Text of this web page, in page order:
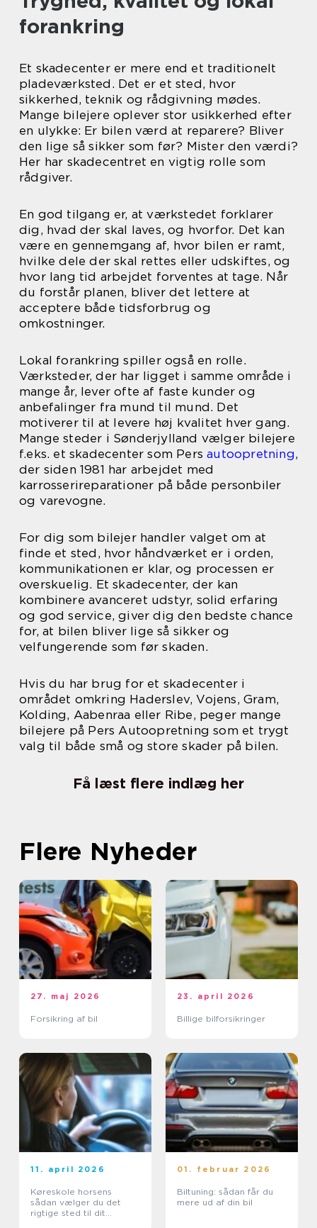
forankring
Et skadecenter er mere end et traditionelt
pladeværksted. Det er et sted, hvor
sikkerhed, teknik og rådgivning mødes.
Mange bilejere oplever stor usikkerhed efter
en ulykke: Er bilen værd at reparere? Bliver
den lige så sikker som før? Mister den værdi?
Her har skadecentret en vigtig rolle som
rådgiver.
En god tilgang er, at værkstedet forklarer
dig, hvad der skal laves, og hvorfor. Det kan
være en gennemgang af, hvor bilen er ramt,
hvilke dele der skal rettes eller udskiftes, og
hvor lang tid arbejdet forventes at tage. Når
du forstår planen, bliver det lettere at
acceptere både tidsforbrug og
omkostninger.
Lokal forankring spiller også en rolle.
Værksteder, der har ligget i samme område i
mange år, lever ofte af faste kunder og
anbefalinger fra mund til mund. Det
motiverer til at levere høj kvalitet hver gang.
Mange steder i Sønderjylland vælger bilejere
f.eks. et skadecenter som Persautoopretning,
der siden 1981 har arbejdet med
karrosserireparationer på både personbiler
og varevogne.
For dig som bilejer handler valget om at
finde et sted, hvor håndværket er i orden,
kommunikationen er klar, og processen er
overskuelig. Et skadecenter, der kan
kombinere avanceret udstyr, solid erfaring
og god service, giver dig den bedste chance
for, at bilen bliver lige så sikker og
velfungerende som før skaden.
Hvis du har brug for et skadecenter i
området omkring Haderslev, Vojens, Gram,
Kolding, Aabenraa eller Ribe, peger mange
bilejere på Pers Autoopretning som et trygt
valg til både små og store skader på bilen.
Få læst flere indlæg her
Flere Nyheder
27. maj 2026
Forsikring af bil
23. april 2026
Billige bilforsikringer
11. april 2026
Køreskole horsens
sådan vælger du det
rigtige sted til dit
01. februar 2026
Biltuning: sådan får du
mere ud af din bil